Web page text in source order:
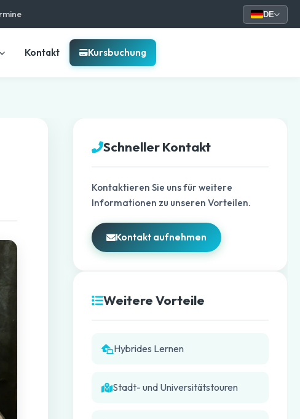
DE
Kontakt Kursbuchung
Schneller Kontakt
Kontaktieren Sie uns für weitere
Informationen zu unseren Vorteilen.
Kontakt aufnehmen
Weitere Vorteile
Hybrides Lernen
Stadt- und Universitätstouren